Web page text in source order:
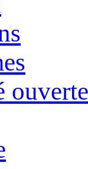
ouverte